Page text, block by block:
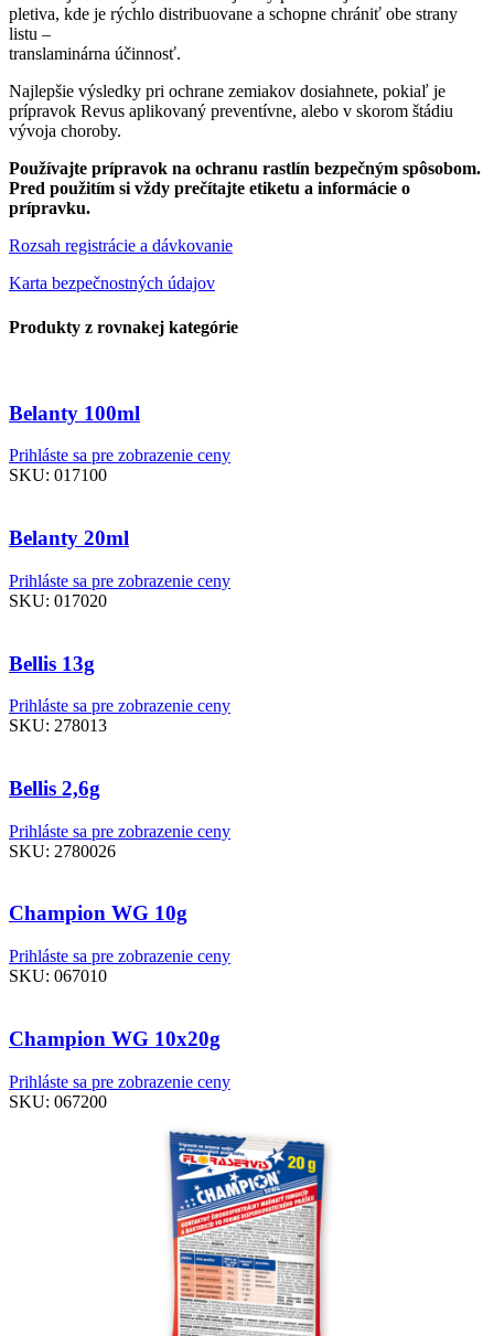
pletiva, kde je rýchlo distribuovane a schopne chrániť obe strany
listu –
translaminárna účinnosť.
Najlepšie výsledky pri ochrane zemiakov dosiahnete, pokiaľ je
prípravok Revus aplikovaný preventívne, alebo v skorom štádiu
vývoja choroby.
Používajte prípravok na ochranu rastlín bezpečným spôsobom.
Pred použitím si vždy prečítajte etiketu a informácie o
prípravku.
Rozsah registrácie a dávkovanie
Karta bezpečnostných údajov
Produkty z rovnakej kategórie
Belanty 100ml
Prihláste sa pre zobrazenie ceny
SKU: 017100
Belanty 20ml
Prihláste sa pre zobrazenie ceny
SKU: 017020
Bellis 13g
Prihláste sa pre zobrazenie ceny
SKU: 278013
Bellis 2,6g
Prihláste sa pre zobrazenie ceny
SKU: 2780026
Champion WG 10g
Prihláste sa pre zobrazenie ceny
SKU: 067010
Champion WG 10x20g
Prihláste sa pre zobrazenie ceny
SKU: 067200